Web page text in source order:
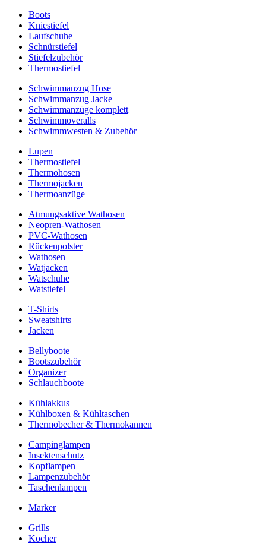
Boots
Kniestiefel
Laufschuhe
Schnürstiefel
Stiefelzubehör
Thermostiefel
Schwimmanzug Hose
Schwimmanzug Jacke
Schwimmanzüge komplett
Schwimmoveralls
Schwimmwesten & Zubehör
Lupen
Thermostiefel
Thermohosen
Thermojacken
Thermoanzüge
Atmungsaktive Wathosen
Neopren-Wathosen
PVC-Wathosen
Rückenpolster
Wathosen
Watjacken
Watschuhe
Watstiefel
T-Shirts
Sweatshirts
Jacken
Bellyboote
Bootszubehör
Organizer
Schlauchboote
Kühlakkus
Kühlboxen & Kühltaschen
Thermobecher & Thermokannen
Campinglampen
Insektenschutz
Kopflampen
Lampenzubehör
Taschenlampen
Marker
Grills
Kocher